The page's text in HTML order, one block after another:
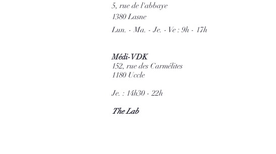
5, rue de l'abbaye
1380 Lasne
Lun. - Ma. - Je. - Ve : 9h - 17h
Médi-VDK
152, rue des Carmélites
1180 Uccle
Je. : 14h30 - 22h
The Lab